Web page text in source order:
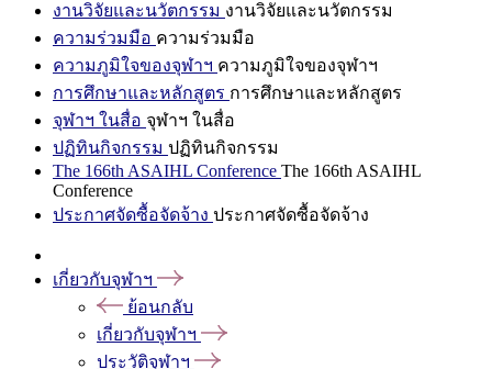
งานวิจัยและนวัตกรรม งานวิจัยและนวัตกรรม
ความร่วมมือ ความร่วมมือ
ความภูมิใจของจุฬาฯ ความภูมิใจของจุฬาฯ
การศึกษาและหลักสูตร การศึกษาและหลักสูตร
จุฬาฯ ในสื่อ จุฬาฯ ในสื่อ
ปฏิทินกิจกรรม ปฏิทินกิจกรรม
The 166th ASAIHL Conference The 166th ASAIHL
Conference
ประกาศจัดซื้อจัดจ้าง ประกาศจัดซื้อจัดจ้าง
เกี่ยวกับจุฬาฯ
ย้อนกลับ
เกี่ยวกับจุฬาฯ
ประวัติจุฬาฯ